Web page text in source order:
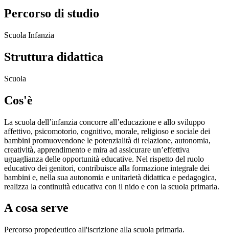
Percorso di studio
Scuola Infanzia
Struttura didattica
Scuola
Cos'è
La scuola dell’infanzia concorre all’educazione e allo sviluppo
affettivo, psicomotorio, cognitivo, morale, religioso e sociale dei
bambini promuovendone le potenzialità di relazione, autonomia,
creatività, apprendimento e mira ad assicurare un’effettiva
uguaglianza delle opportunità educative. Nel rispetto del ruolo
educativo dei genitori, contribuisce alla formazione integrale dei
bambini e, nella sua autonomia e unitarietà didattica e pedagogica,
realizza la continuità educativa con il nido e con la scuola primaria.
A cosa serve
Percorso propedeutico all'iscrizione alla scuola primaria.